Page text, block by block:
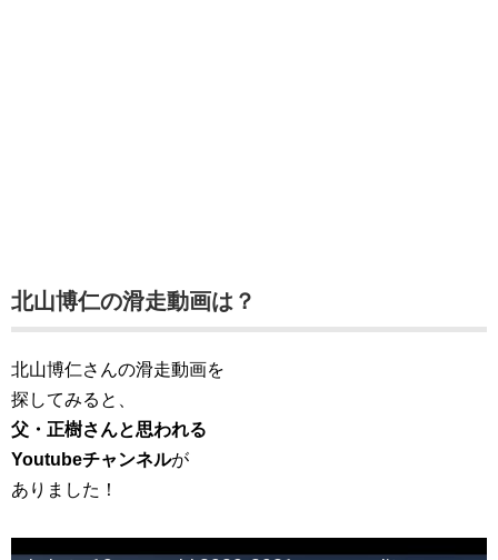
北山博仁の滑走動画は？
北山博仁さんの滑走動画を
探してみると、
父・正樹さんと思われる
Youtubeチャンネルが
ありました！